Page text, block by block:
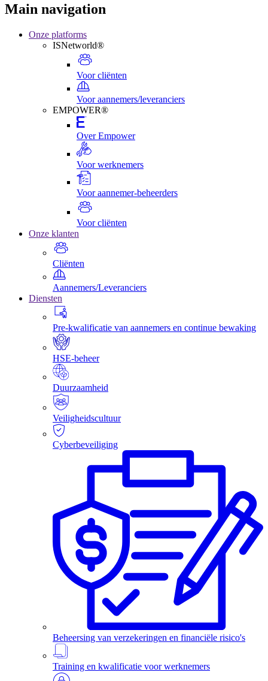
Main navigation
Onze platforms
ISNetworld®
Voor cliënten
Voor aannemers/leveranciers
EMPOWER®
Over Empower
Voor werknemers
Voor aannemer-beheerders
Voor cliënten
Onze klanten
Cliënten
Aannemers/Leveranciers
Diensten
Pre-kwalificatie van aannemers en continue bewaking
HSE-beheer
Duurzaamheid
Veiligheidscultuur
Cyberbeveiliging
Beheersing van verzekeringen en financiële risico's
Training en kwalificatie voor werknemers